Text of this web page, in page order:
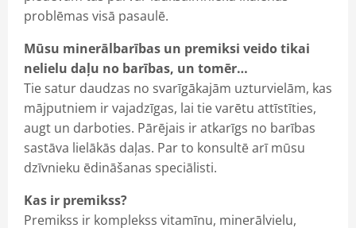
problēmas visā pasaulē.
Mūsu minerālbarības un premiksi veido tikai
nelielu daļu no barības, un tomēr…
Tie satur daudzas no svarīgākajām uzturvielām, kas
mājputniem ir vajadzīgas, lai tie varētu attīstīties,
augt un darboties. Pārējais ir atkarīgs no barības
sastāva lielākās daļas. Par to konsultē arī mūsu
dzīvnieku ēdināšanas speciālisti.
Kas ir premikss?
Premikss ir komplekss vitamīnu, minerālvielu,